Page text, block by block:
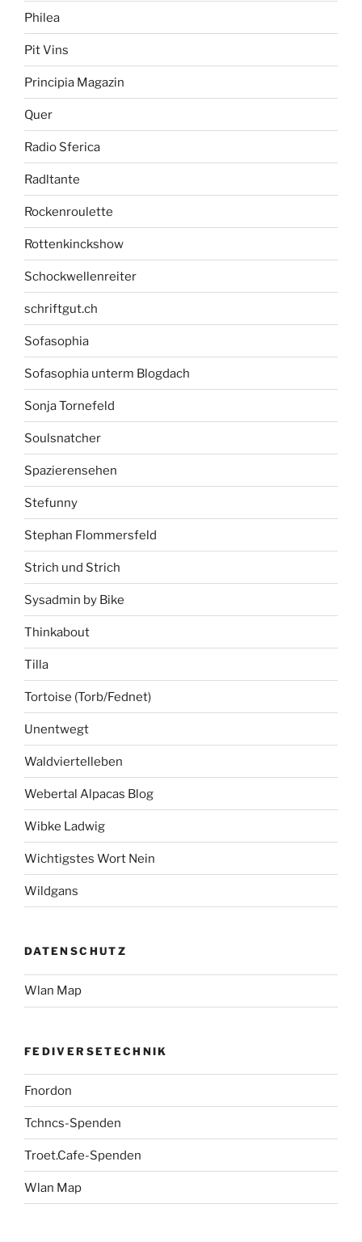
Philea
Pit Vins
Principia Magazin
Quer
Radio Sferica
Radltante
Rockenroulette
Rottenkinckshow
Schockwellenreiter
schriftgut.ch
Sofasophia
Sofasophia unterm Blogdach
Sonja Tornefeld
Soulsnatcher
Spazierensehen
Stefunny
Stephan Flommersfeld
Strich und Strich
Sysadmin by Bike
Thinkabout
Tilla
Tortoise (Torb/Fednet)
Unentwegt
Waldviertelleben
Webertal Alpacas Blog
Wibke Ladwig
Wichtigstes Wort Nein
Wildgans
DATENSCHUTZ
Wlan Map
FEDIVERSETECHNIK
Fnordon
Tchncs-Spenden
Troet.Cafe-Spenden
Wlan Map